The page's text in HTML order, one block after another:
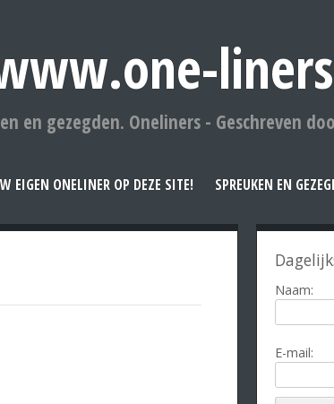
en gezegden. Oneliners - Geschreven
EIGEN ONELINER OP DEZE SITE! SPREUKEN EN
Naam:
E-mail: